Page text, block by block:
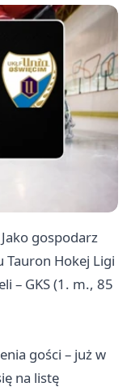
gospodarz
Tauron Hokej Ligi
– GKS (1. m., 85
gości – już w
na listę